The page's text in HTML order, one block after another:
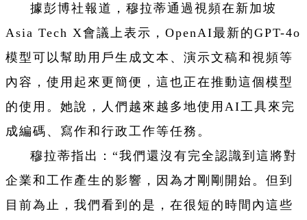
據彭博社報道，穆拉蒂通過視頻在新加坡
Asia Tech X會議上表示，OpenAI最新的GPT-4o
模型可以幫助用戶生成文本、演示文稿和視頻等
內容，使用起來更簡便，這也正在推動這個模型
的使用。她說，人們越來越多地使用AI工具來完
成編碼、寫作和行政工作等任務。
穆拉蒂指出：“我們還沒有完全認識到這將對
企業和工作產生的影響，因為才剛剛開始。但到
目前為止，我們看到的是，在很短的時間內這些